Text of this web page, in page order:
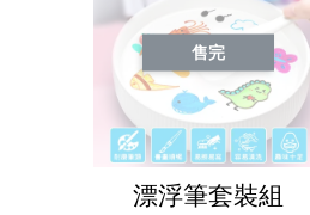
售完
漂浮筆套裝組